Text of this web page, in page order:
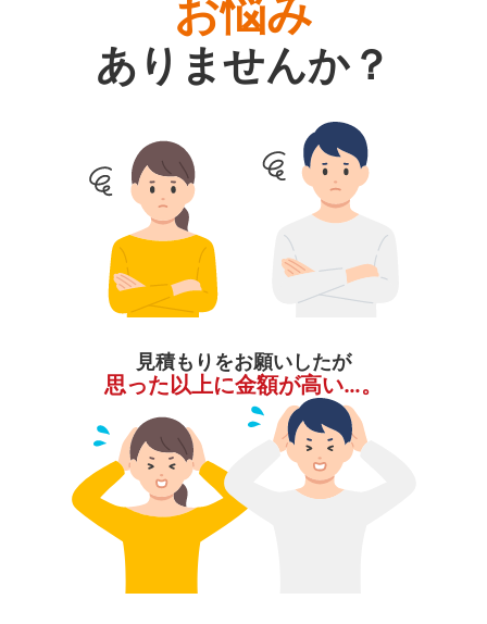
お悩み
ありませんか？
見積もりをお願いしたが
思った以上に金額が高い…。